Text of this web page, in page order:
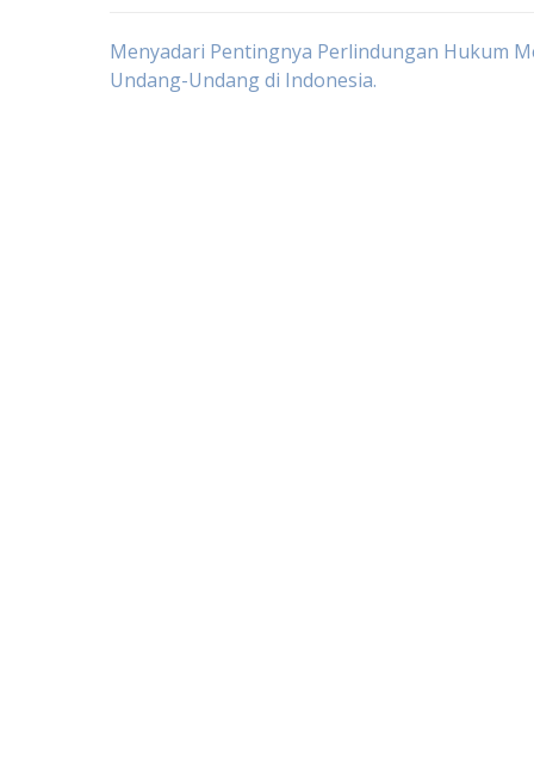
Post
Menyadari Pentingnya Perlindungan Hukum
Undang-Undang di Indonesia.